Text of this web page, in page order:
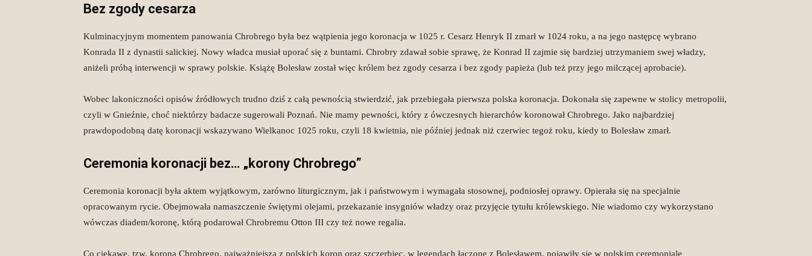
Bez zgody cesarza
Kulminacyjnym momentem panowania Chrobrego była bez wątpienia jego koronacja w 1025 r. Cesarz Henryk II zmarł w 1024 roku, a na jego następcę wybrano
Konrada II z dynastii salickiej. Nowy władca musiał uporać się z buntami. Chrobry zdawał sobie sprawę, że Konrad II zajmie się bardziej utrzymaniem swej władzy,
aniżeli próbą interwencji w sprawy polskie. Książę Bolesław został więc królem bez zgody cesarza i bez zgody papieża (lub też przy jego milczącej aprobacie).
Wobec lakoniczności opisów źródłowych trudno dziś z całą pewnością stwierdzić, jak przebiegała pierwsza polska koronacja. Dokonała się zapewne w stolicy metropolii,
czyli w Gnieźnie, choć niektórzy badacze sugerowali Poznań. Nie mamy pewności, który z ówczesnych hierarchów koronował Chrobrego. Jako najbardziej
prawdopodobną datę koronacji wskazywano Wielkanoc 1025 roku, czyli 18 kwietnia, nie później jednak niż czerwiec tegoż roku, kiedy to Bolesław zmarł.
Ceremonia koronacji bez… „korony Chrobrego”
Ceremonia koronacji była aktem wyjątkowym, zarówno liturgicznym, jak i państwowym i wymagała stosownej, podniosłej oprawy. Opierała się na specjalnie
opracowanym rycie. Obejmowała namaszczenie świętymi olejami, przekazanie insygniów władzy oraz przyjęcie tytułu królewskiego. Nie wiadomo czy wykorzystano
wówczas diadem/koronę, którą podarował Chrobremu Otton III czy też nowe regalia.
Co ciekawe, tzw. korona Chrobrego, najważniejsza z polskich koron oraz szczerbiec, w legendach łączone z Bolesławem, pojawiły się w polskim ceremoniale